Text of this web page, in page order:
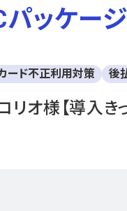
パッケー
ード不正利用対策 後
オ様【導入き